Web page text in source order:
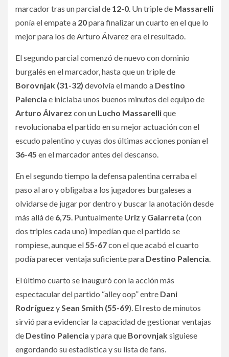
marcador tras un parcial de 12-0. Un triple de Massarelli
ponía el empate a 20para finalizar un cuarto en el que lo
mejor para los de Arturo Álvarez era el resultado.
El segundo parcial comenzó de nuevo con dominio
burgalés en el marcador, hasta que un triple de
Borovnjak (31-32) devolvía el mando a Destino
Palencia e iniciaba unos buenos minutos del equipo de
Arturo Álvarez con un Lucho Massarellique
revolucionaba el partido en su mejor actuación con el
escudo palentino y cuyas dos últimas acciones ponían el
36-45 en el marcador antes del descanso.
En el segundo tiempo la defensa palentina cerraba el
paso al aro y obligaba a los jugadores burgaleses a
olvidarse de jugar por dentro y buscar la anotación desde
más allá de 6,75. Puntualmente Uriz y Galarreta (con
dos triples cada uno) impedían que el partido se
rompiese, aunque el55-67con el que acabó el cuarto
podía parecer ventaja suficiente para Destino Palencia.
El último cuarto se inauguró con la acción más
espectacular del partido “alley oop” entre Dani
Rodríguez ySean Smith (55-69). El resto de minutos
sirvió para evidenciar la capacidad de gestionar ventajas
de Destino Palencia y para que Borovnjaksiguiese
engordando su estadística y su lista de fans.